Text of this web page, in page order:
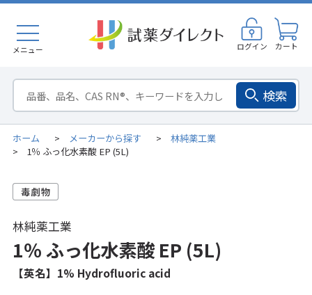
メニュー ログイン カート
検索
ホーム > メーカーから探す > 林純薬工業
> 1％ ふっ化水素酸 EP (5L)
林純薬工業
1％ ふっ化水素酸 EP (5L)
【英名】1% Hydrofluoric acid